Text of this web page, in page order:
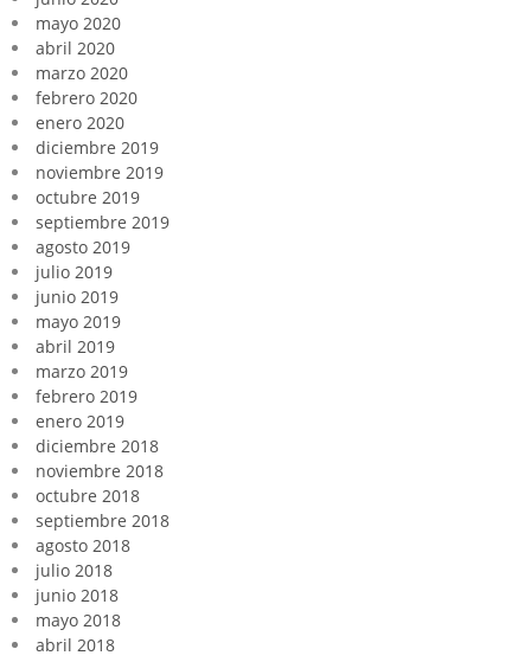
mayo 2020
abril 2020
marzo 2020
febrero 2020
enero 2020
diciembre 2019
noviembre 2019
octubre 2019
septiembre 2019
agosto 2019
julio 2019
junio 2019
mayo 2019
abril 2019
marzo 2019
febrero 2019
enero 2019
diciembre 2018
noviembre 2018
octubre 2018
septiembre 2018
agosto 2018
julio 2018
junio 2018
mayo 2018
abril 2018